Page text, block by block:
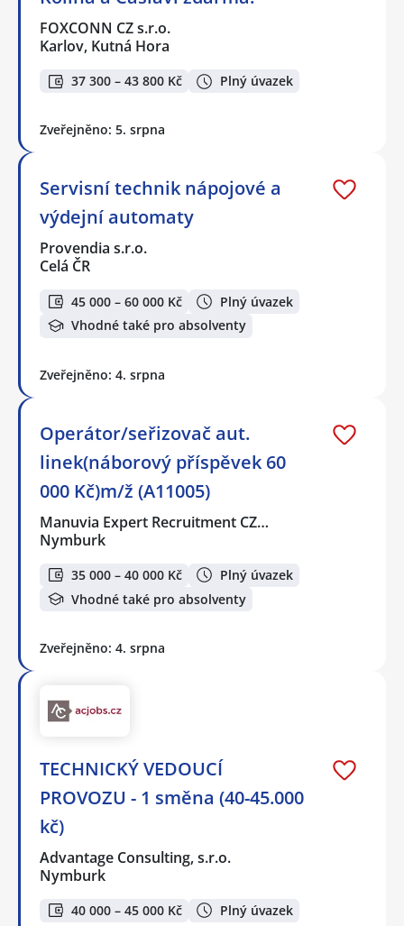
FOXCONN CZ s.r.o.
Karlov, Kutná Hora
37 300 – 43 800 Kč Plný úvazek
Zveřejněno: 5. srpna
Servisní technik nápojové a
výdejní automaty
Provendia s.r.o.
Celá ČR
45 000 – 60 000 Kč
Plný úvazek
Vhodné také pro absolventy
Zveřejněno: 4. srpna
Operátor/seřizovač aut.
linek(náborový příspěvek 60
000 Kč)m/ž (A11005)
Manuvia Expert Recruitment CZ…
Nymburk
35 000 – 40 000 Kč
Plný úvazek
Vhodné také pro absolventy
Zveřejněno: 4. srpna
TECHNICKÝ VEDOUCÍ
PROVOZU - 1 směna (40-45.000
kč)
Advantage Consulting, s.r.o.
Nymburk
40 000 – 45 000 Kč Plný úvazek